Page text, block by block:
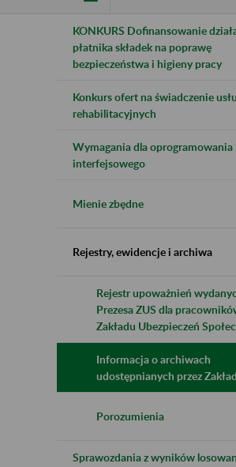
KONKURS Dofinansowanie
płatnika składek na poprawę
bezpieczeństwa i higieny pracy
Konkurs ofert na świadczenie
rehabilitacyjnych
Wymagania dla oprogramowania
interfejsowego
Mienie zbędne
Rejestry, ewidencje i archiwa
Rejestr upoważnień
Prezesa ZUS dla
Zakładu Ubezpieczeń
Informacja o archiwach
udostępnianych przez Zakład
Porozumienia
Sprawozdania z wyników